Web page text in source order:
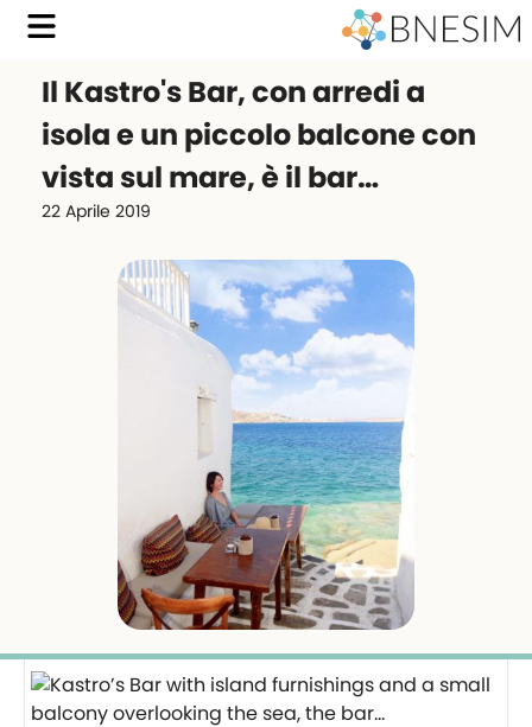
Il Kastro's Bar, con arredi a
isola e un piccolo balcone con
vista sul mare, è il bar…
22 Aprile 2019